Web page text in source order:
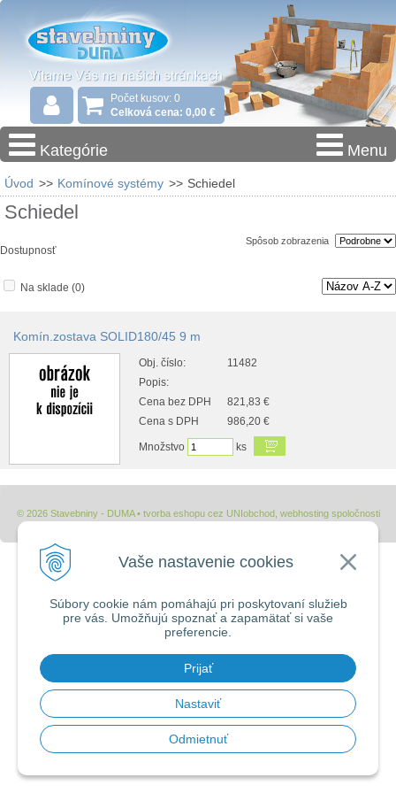
Vaše nastavenie cookies
Súbory cookie nám pomáhajú pri poskytovaní služieb
pre vás. Umožňujú spoznať a zapamätať si vaše
preferencie.
Prijať
Nastaviť
Odmietnuť
Počet kusov: 0
Celková cena: 0,00 €
Kategórie Menu
Úvod >> Komínové systémy >> Schiedel
Schiedel
Spôsob zobrazenia
Dostupnosť
Na sklade (0)
Komín.zostava SOLID180/45 9 m
Obj. číslo:
11482
Popis:
Cena bez DPH
821,83 €
Cena s DPH
986,20 €
Množstvo ks
© 2026 Stavebniny - DUMA • tvorba eshopu cez UNIobchod, webhostingspoločnosti